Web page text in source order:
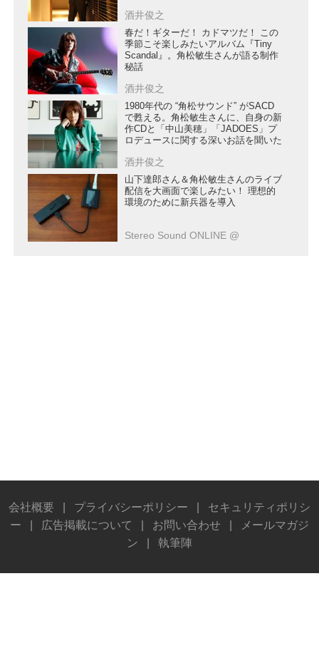
酒井俊之
春だ！ギターだ！ カドマツだ！ この
季節こそ楽しみたいアルバム『Tiny
Scandal』。角松敏生さんが語る制作
秘話
酒井俊之
1980年代の “角松サウンド” がSACD
で甦える。角松敏生さんに、自身の新
作CDと「中山美穂」「JADOES」プ
ロデュースに関する深いお話を聞いた
酒井俊之
山下達郎さん＆角松敏生さんのライブ
配信を大画面で楽しみたい！ 理想的
環境のために新兵器を導入
Stereo Sound ONLINE @
会社概要 プライバシーポリシー
セキュリティポリシ
ー
広告掲載について お問い合わせ
メールマガジ
ン
執筆陣